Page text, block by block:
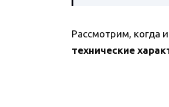
Рассмотрим, когда
технические